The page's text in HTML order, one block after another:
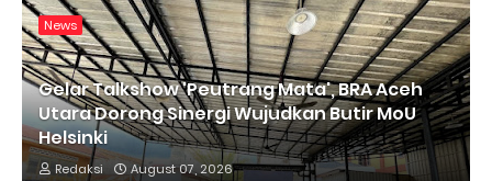
News
Gelar Talkshow 'Peutrang Mata', BRA Aceh
Utara Dorong Sinergi Wujudkan Butir MoU
Helsinki
Redaksi August 07, 2026